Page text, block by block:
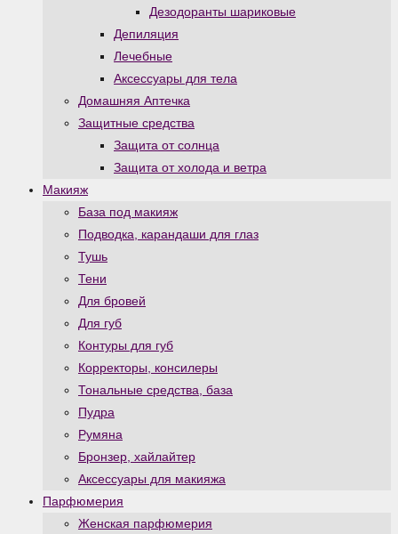
Дезодоранты шариковые
Депиляция
Лечебные
Аксессуары для тела
Домашняя Аптечка
Защитные средства
Защита от солнца
Защита от холода и ветра
Макияж
База под макияж
Подводка, карандаши для глаз
Тушь
Тени
Для бровей
Для губ
Контуры для губ
Корректоры, консилеры
Тональные средства, база
Пудра
Румяна
Бронзер, хайлайтер
Аксессуары для макияжа
Парфюмерия
Женская парфюмерия